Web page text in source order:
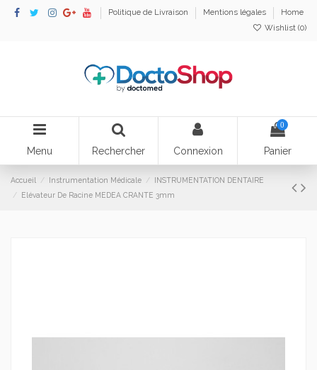
Politique de Livraison Mentions légales
Home
Wishlist (0)
Menu Rechercher Connexion
0
Panier
Accueil Instrumentation Médicale
INSTRUMENTATION DENTAIRE
Elévateur De Racine MEDEA CRANTE 3mm